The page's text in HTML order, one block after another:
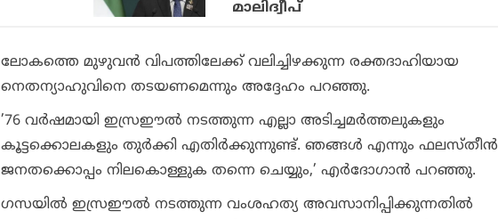
മാലിദ്വീപ്
ലോകത്തെ മുഴുവന്‍ വിപത്തിലേക്ക് വലിച്ചിഴക്കുന്ന രക്തദാഹിയായ
നെതന്യാഹുവിനെ തടയണമെന്നും അദ്ദേഹം പറഞ്ഞു.
’76 വര്‍ഷമായി ഇസ്രഈല്‍ നടത്തുന്ന എല്ലാ അടിച്ചമർത്തലുകളും
കൂട്ടക്കൊലകളും തുര്‍ക്കി എതിര്‍ക്കുന്നുണ്ട്. ഞങ്ങള്‍ എന്നും ഫലസ്തീന്‍
ജനതക്കൊപ്പം നിലകൊള്ളുക തന്നെ ചെയ്യും,’ എര്‍ദോഗാന്‍ പറഞ്ഞു.
ഗസയിൽ ഇസ്രഈൽ നടത്തുന്ന വംശഹത്യ അവസാനിപ്പിക്കുന്നതിൽ